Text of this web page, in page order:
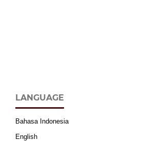
LANGUAGE
Bahasa Indonesia
English